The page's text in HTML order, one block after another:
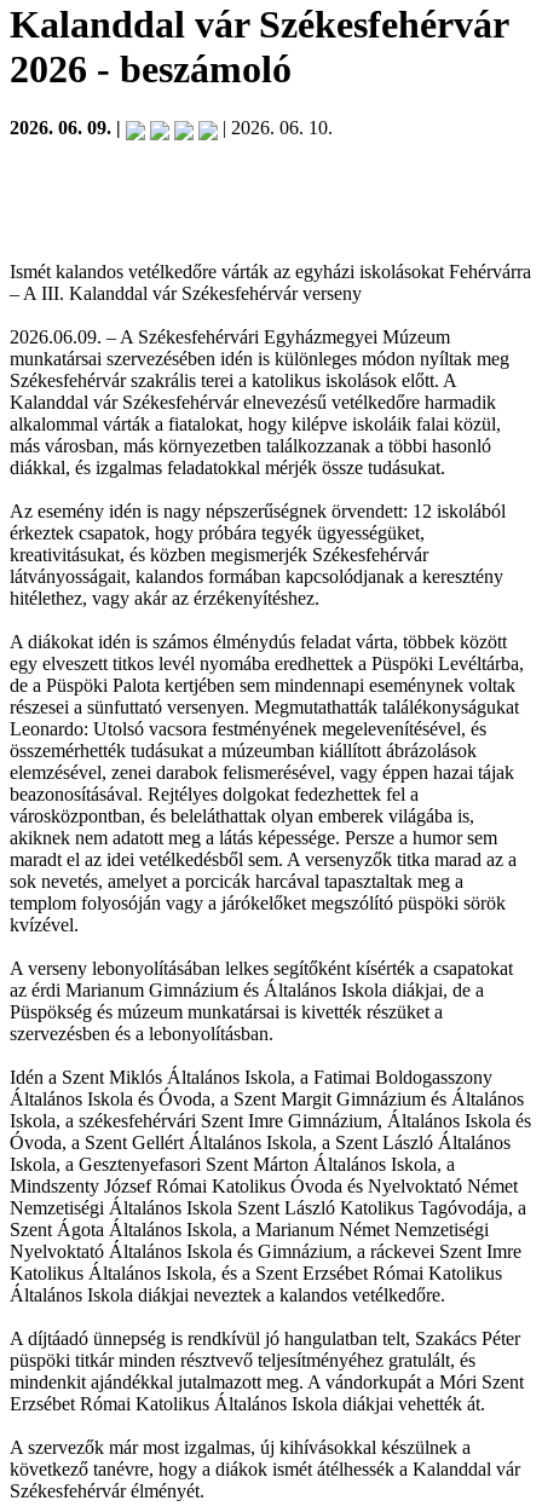
Kalanddal vár Székesfehérvár
2026 - beszámoló
2026. 06. 09. | | 2026. 06. 10.
Ismét kalandos vetélkedőre várták az egyházi iskolásokat Fehérvárra
– A III. Kalanddal vár Székesfehérvár verseny
2026.06.09. – A Székesfehérvári Egyházmegyei Múzeum
munkatársai szervezésében idén is különleges módon nyíltak meg
Székesfehérvár szakrális terei a katolikus iskolások előtt. A
Kalanddal vár Székesfehérvár elnevezésű vetélkedőre harmadik
alkalommal várták a fiatalokat, hogy kilépve iskoláik falai közül,
más városban, más környezetben találkozzanak a többi hasonló
diákkal, és izgalmas feladatokkal mérjék össze tudásukat.
Az esemény idén is nagy népszerűségnek örvendett: 12 iskolából
érkeztek csapatok, hogy próbára tegyék ügyességüket,
kreativitásukat, és közben megismerjék Székesfehérvár
látványosságait, kalandos formában kapcsolódjanak a keresztény
hitélethez, vagy akár az érzékenyítéshez.
A diákokat idén is számos élménydús feladat várta, többek között
egy elveszett titkos levél nyomába eredhettek a Püspöki Levéltárba,
de a Püspöki Palota kertjében sem mindennapi eseménynek voltak
részesei a sünfuttató versenyen. Megmutathatták találékonyságukat
Leonardo: Utolsó vacsora festményének megelevenítésével, és
összemérhették tudásukat a múzeumban kiállított ábrázolások
elemzésével, zenei darabok felismerésével, vagy éppen hazai tájak
beazonosításával. Rejtélyes dolgokat fedezhettek fel a
városközpontban, és beleláthattak olyan emberek világába is,
akiknek nem adatott meg a látás képessége. Persze a humor sem
maradt el az idei vetélkedésből sem. A versenyzők titka marad az a
sok nevetés, amelyet a porcicák harcával tapasztaltak meg a
templom folyosóján vagy a járókelőket megszólító püspöki sörök
kvízével.
A verseny lebonyolításában lelkes segítőként kísérték a csapatokat
az érdi Marianum Gimnázium és Általános Iskola diákjai, de a
Püspökség és múzeum munkatársai is kivették részüket a
szervezésben és a lebonyolításban.
Idén a Szent Miklós Általános Iskola, a Fatimai Boldogasszony
Általános Iskola és Óvoda, a Szent Margit Gimnázium és Általános
Iskola, a székesfehérvári Szent Imre Gimnázium, Általános Iskola és
Óvoda, a Szent Gellért Általános Iskola, a Szent László Általános
Iskola, a Gesztenyefasori Szent Márton Általános Iskola, a
Mindszenty József Római Katolikus Óvoda és Nyelvoktató Német
Nemzetiségi Általános Iskola Szent László Katolikus Tagóvodája, a
Szent Ágota Általános Iskola, a Marianum Német Nemzetiségi
Nyelvoktató Általános Iskola és Gimnázium, a ráckevei Szent Imre
Katolikus Általános Iskola, és a Szent Erzsébet Római Katolikus
Általános Iskola diákjai neveztek a kalandos vetélkedőre.
A díjtáadó ünnepség is rendkívül jó hangulatban telt, Szakács Péter
püspöki titkár minden résztvevő teljesítményéhez gratulált, és
mindenkit ajándékkal jutalmazott meg. A vándorkupát a Móri Szent
Erzsébet Római Katolikus Általános Iskola diákjai vehették át.
A szervezők már most izgalmas, új kihívásokkal készülnek a
következő tanévre, hogy a diákok ismét átélhessék a Kalanddal vár
Székesfehérvár élményét.